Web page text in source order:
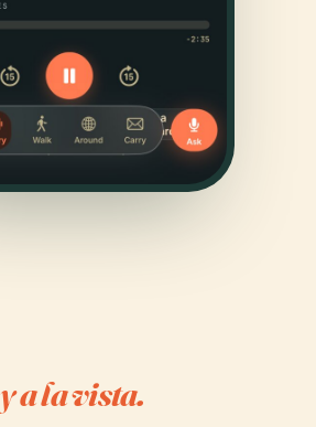
y a la vista.